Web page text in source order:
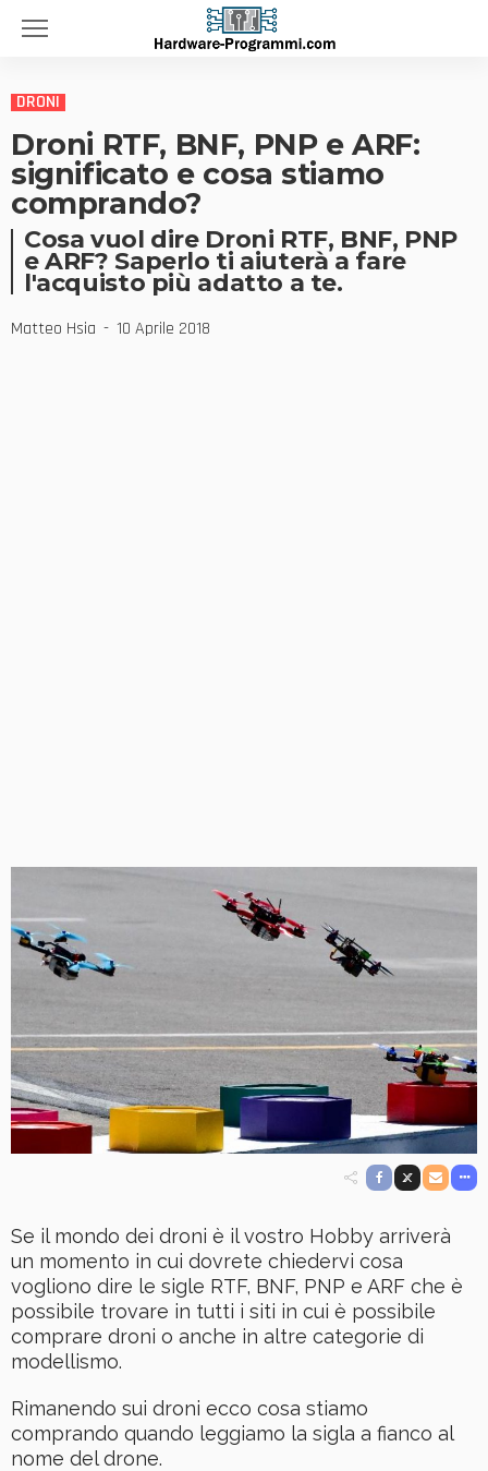
DRONI
Droni RTF, BNF, PNP e ARF:
significato e cosa stiamo
comprando?
Cosa vuol dire Droni RTF, BNF, PNP
e ARF? Saperlo ti aiuterà a fare
l'acquisto più adatto a te.
Matteo Hsia 10 Aprile 2018
Se il mondo dei droni è il vostro Hobby arriverà
un momento in cui dovrete chiedervi cosa
vogliono dire le sigle RTF, BNF, PNP e ARF che è
possibile trovare in tutti i siti in cui è possibile
comprare droni o anche in altre categorie di
modellismo.
Rimanendo sui droni ecco cosa stiamo
comprando quando leggiamo la sigla a fianco al
nome del drone.